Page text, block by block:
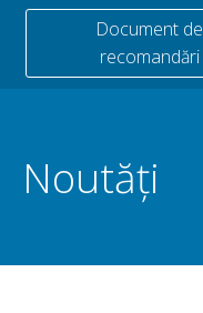
Document de
recomandări
Noutăți